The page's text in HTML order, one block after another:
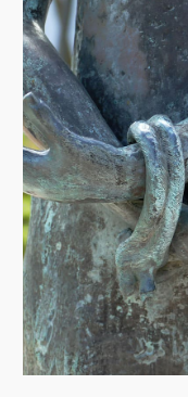
Vivre un temps
croissance